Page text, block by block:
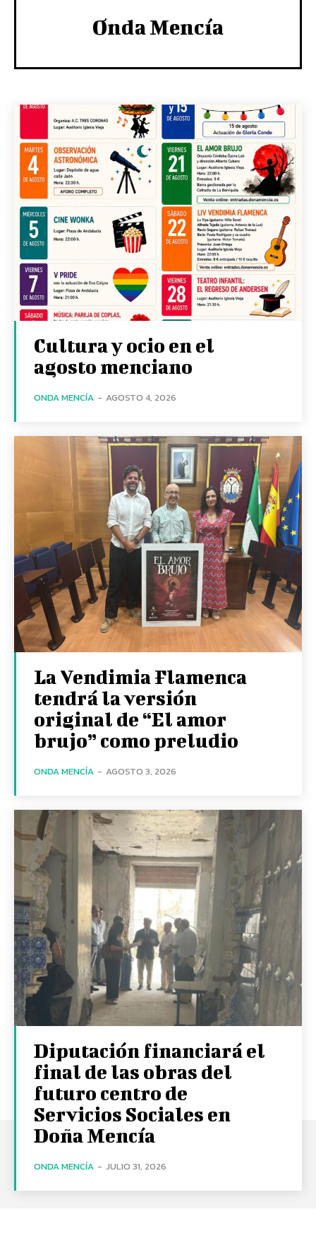
Onda Mencía
Cultura y ocio en el
agosto menciano
ONDA MENCÍA - AGOSTO 4, 2026
La Vendimia Flamenca
tendrá la versión
original de “El amor
brujo” como preludio
ONDA MENCÍA - AGOSTO 3, 2026
Diputación financiará el
final de las obras del
futuro centro de
Servicios Sociales en
Doña Mencía
ONDA MENCÍA - JULIO 31, 2026